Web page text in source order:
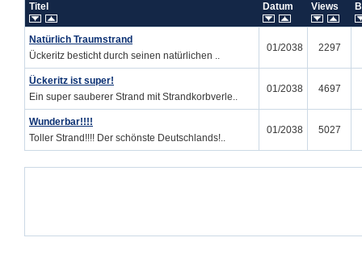
Titel Datum Views
Natürlich Traumstrand
Ückeritz besticht durch seinen natürlichen ..
01/2038 2297
Ückeritz ist super!
Ein super sauberer Strand mit Strandkorbverle..
01/2038 4697
Wunderbar!!!!
Toller Strand!!!! Der schönste Deutschlands!..
01/2038 5027